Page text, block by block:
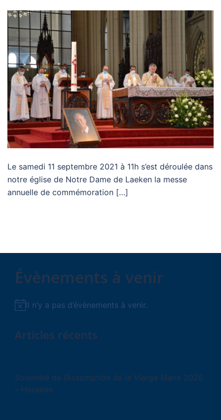
Le samedi 11 septembre 2021 à 11h s’est déroulée dans
notre église de Notre Dame de Laeken la messe
annuelle de commémoration […]
Évènements à venir
Notice
Il n’y a pas d’évènements à venir.
Articles récents
Solennité de l’Assomption de la Vierge Marie 2026
– Horaires